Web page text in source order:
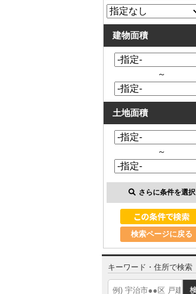
建物面積
～
土地面積
～
さらに条件を選択
検索ページに戻る
キーワード・住所で検索